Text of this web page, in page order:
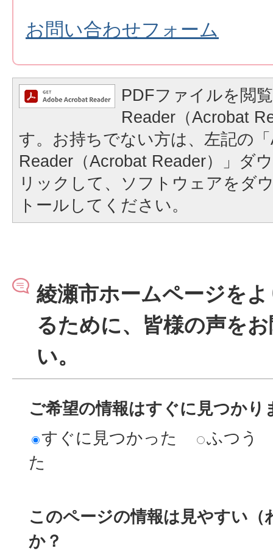
お問い合わせフォーム
PDFファイルを閲
Reader（Acrobat
す。お持ちでない方は、左記の
Reader（Acrobat Reader）」ダ
リックして、ソフトウェアをダ
トールしてください。
綾瀬市ホームページを
るために、皆様の声を
い。
ご希望の情報はすぐに見つかり
すぐに見つかった
ふつう
た
このページの情報は見やすい
か？